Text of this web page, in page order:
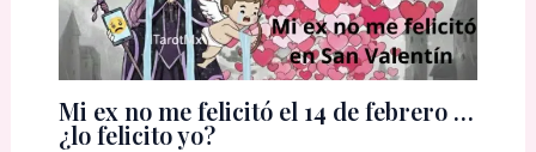
Mi ex no me felicitó el 14 de febrero …
¿lo felicito yo?